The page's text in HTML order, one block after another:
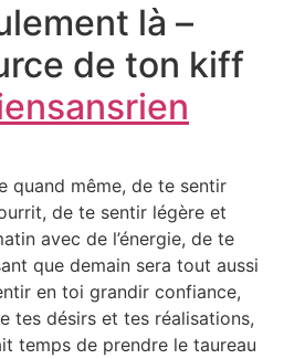
là –
de ton kiff
quand même, de te sentir
de te sentir légère et
avec de l’énergie, de te
que demain sera tout aussi
en toi grandir confiance,
tes désirs et tes réalisations,
temps de prendre le taureau